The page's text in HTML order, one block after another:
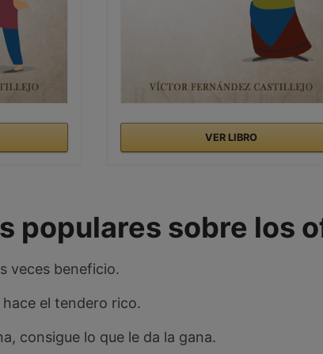
VER LIBRO
populares sobre los
veces beneficio.
el tendero rico.
consigue lo que le da la gana.